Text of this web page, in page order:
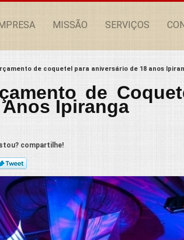
MISSÃO SERVIÇOS
de coquetel para aniversário de 18 anos
de
Anos Ipiranga
compartilhe!